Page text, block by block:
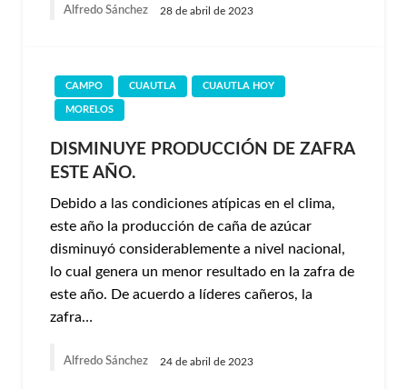
Alfredo Sánchez 28 de abril de 2023
CAMPO CUAUTLA CUAUTLA HOY
MORELOS
DISMINUYE PRODUCCIÓN DE ZAFRA
ESTE AÑO.
Debido a las condiciones atípicas en el clima,
este año la producción de caña de azúcar
disminuyó considerablemente a nivel nacional,
lo cual genera un menor resultado en la zafra de
este año. De acuerdo a líderes cañeros, la
zafra…
Alfredo Sánchez 24 de abril de 2023